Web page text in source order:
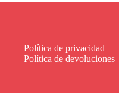
Política de privacidad
Política de devoluciones